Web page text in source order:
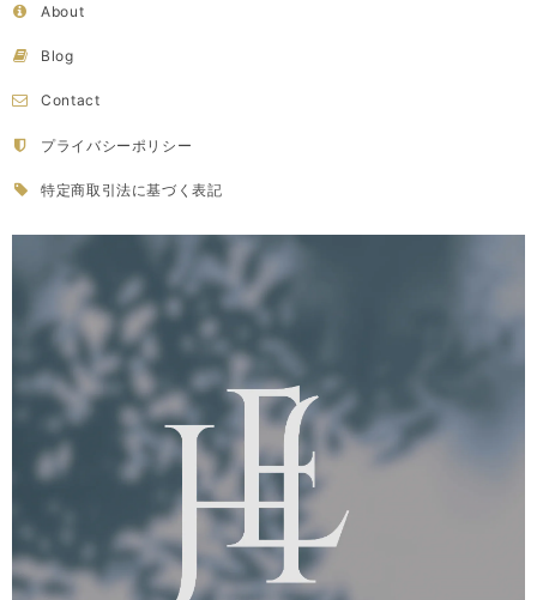
About
Blog
Contact
プライバシーポリシー
特定商取引法に基づく表記